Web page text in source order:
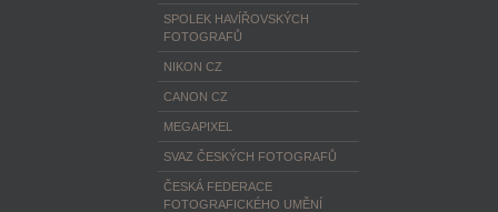
SPOLEK HAVÍŘOVSKÝCH
FOTOGRAFŮ
NIKON CZ
CANON CZ
MEGAPIXEL
SVAZ ČESKÝCH FOTOGRAFŮ
ČESKÁ FEDERACE
FOTOGRAFICKÉHO UMĚNÍ